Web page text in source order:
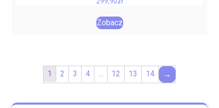
Zobacz
1 2 3 4 … 12 13 14 →